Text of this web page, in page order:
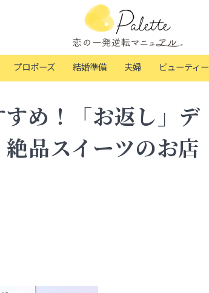
プロポーズ 結婚準備 夫婦 ビューティー
め！「お返し」デ
品スイーツのお店